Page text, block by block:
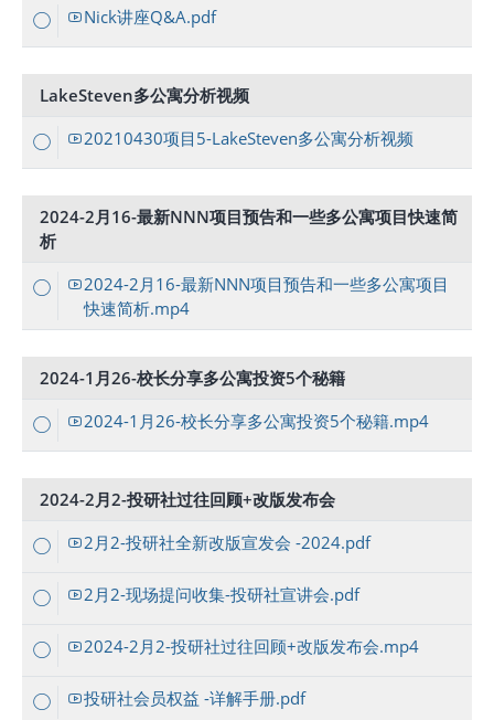
Nick讲座Q&A.pdf
LakeSteven多公寓分析视频
20210430项目5-LakeSteven多公寓分析视频
2024-2月16-最新NNN项目预告和一些多公寓项目快速简
析
2024-2月16-最新NNN项目预告和一些多公寓项目
快速简析.mp4
2024-1月26-校长分享多公寓投资5个秘籍
2024-1月26-校长分享多公寓投资5个秘籍.mp4
2024-2月2-投研社过往回顾+改版发布会
2月2-投研社全新改版宣发会 -2024.pdf
2月2-现场提问收集-投研社宣讲会.pdf
2024-2月2-投研社过往回顾+改版发布会.mp4
投研社会员权益 -详解手册.pdf